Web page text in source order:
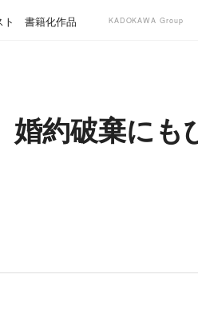
ト 書籍化作品 KADOKAWA Group
約破棄にも